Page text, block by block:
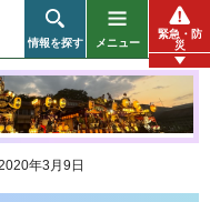
情報を探す メニュー
緊急・防
災
年3月9日